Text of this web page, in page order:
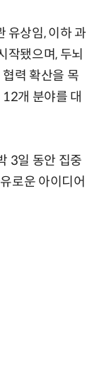
유상임, 이하 과
됐으며, 두뇌
력 확산을 목
개 분야를 대
3일 동안 집중
로운 아이디어